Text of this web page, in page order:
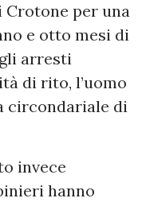
Crotone per una
e otto mesi di
arresti
di rito, l’uomo
circondariale di
invece
hanno